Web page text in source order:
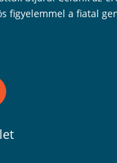
figyelemmel a fiatal